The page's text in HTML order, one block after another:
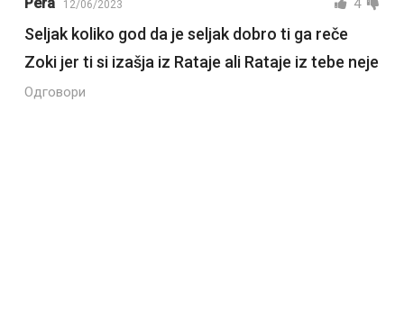
12/06/2023 4
Seljak koliko god da je seljak dobro ti ga reče
Zoki jer ti si izašja iz Rataje ali Rataje iz tebe neje
Одговори